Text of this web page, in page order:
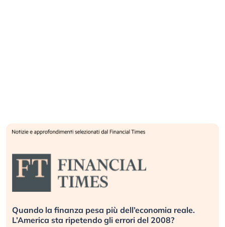
Quando la finanza pesa più dell’economia reale.
L’America sta ripetendo gli errori del 2008?